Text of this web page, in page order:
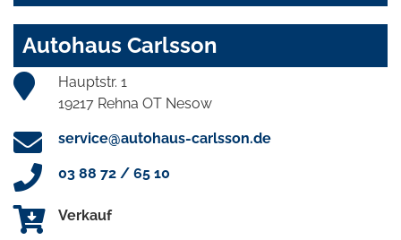
Autohaus Carlsson
Hauptstr. 1
19217 Rehna OT Nesow
service@autohaus-carlsson.de
03 88 72 / 65 10
Verkauf